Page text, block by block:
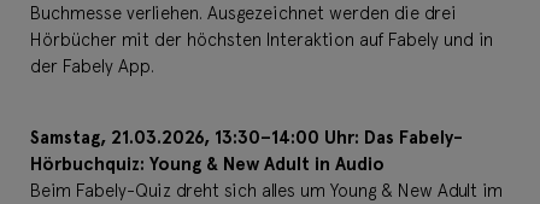
Buchmesse verliehen. Ausgezeichnet werden die drei
Hörbücher mit der höchsten Interaktion auf Fabely und in
der Fabely App.
Samstag, 21.03.2026, 13:30–14:00 Uhr: Das Fabely-
Hörbuchquiz: Young & New Adult in Audio
Beim Fabely-Quiz dreht sich alles um Young & New Adult im